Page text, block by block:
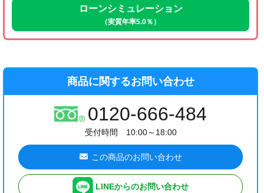
ローンシミュレーション
（実質年率5.0％）
商品に関するお問い合わせ
0120-666-484
受付時間 10:00～18:00
この商品のお問い合わせ
LINEからのお問い合わせ